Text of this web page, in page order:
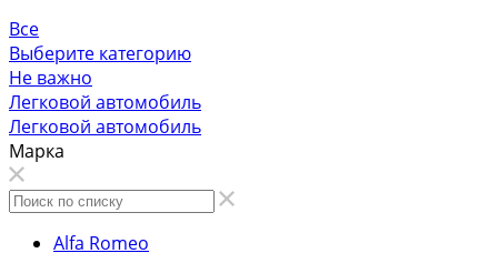
Все
Выберите категорию
Не важно
Легковой автомобиль
Легковой автомобиль
Марка
Alfa Romeo